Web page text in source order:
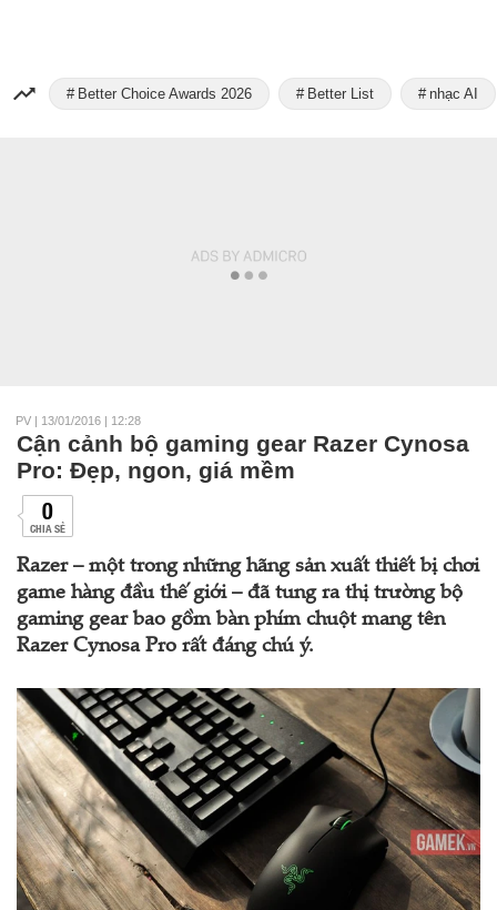
Better Choice Awards 2026 Better List nhạc AI
PV | 13/01/2016 | 12:28
Cận cảnh bộ gaming gear Razer Cynosa
Pro: Đẹp, ngon, giá mềm
0
CHIA SẺ
Razer – một trong những hãng sản xuất thiết bị chơi
game hàng đầu thế giới – đã tung ra thị trường bộ
gaming gear bao gồm bàn phím chuột mang tên
Razer Cynosa Pro rất đáng chú ý.